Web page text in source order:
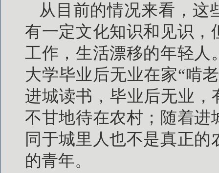
从目前的情况来看，这
有一定文化知识和见识，
工作，生活漂移的年轻人
大学毕业后无业在家“啃
进城读书，毕业后无业，
不甘地待在农村；随着进
同于城里人也不是真正
的青年。